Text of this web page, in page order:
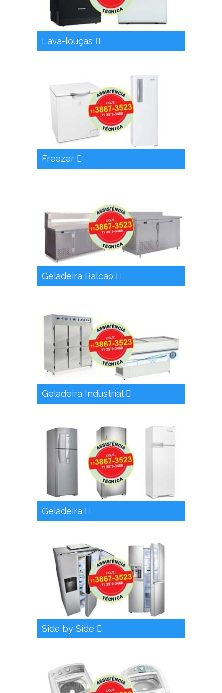
Lava-louças
Freezer
Geladeira Balcao
Geladeira Industrial
Geladeira
Side by Side